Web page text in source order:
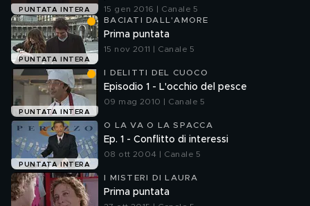
PUNTATA INTERA 15 gen 2016 | Canale 5
PUNTATA INTERA
BACIATI DALL'AMORE
Prima puntata
15 nov 2011 | Canale 5
PUNTATA INTERA
I DELITTI DEL CUOCO
Episodio 1 - L'occhio del pesce
09 mag 2010 | Canale 5
PUNTATA INTERA
O LA VA O LA SPACCA
Ep. 1 - Conflitto di interessi
08 ott 2004 | Canale 5
I MISTERI DI LAURA
Prima puntata